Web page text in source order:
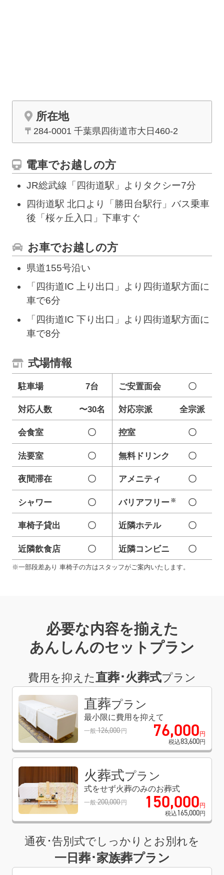
所在地
〒284-0001 千葉県四街道市大日460-2
電車でお越しの方
JR総武線「四街道駅」よりタクシー7分
四街道駅 北口より「勝田台駅行」バス乗車
後「桜ヶ丘入口」下車すぐ
お車でお越しの方
県道155号沿い
「四街道IC 上り出口」より四街道駅方面に
車で6分
「四街道IC 下り出口」より四街道駅方面に
車で8分
式場情報
駐車場 7台 ご安置面会 〇
対応人数 〜30名 対応宗派 全宗派
会食室 〇 控室 〇
法要室 〇 無料ドリンク 〇
夜間滞在 〇 アメニティ 〇
シャワー 〇 バリアフリー ※ 〇
車椅子貸出 〇 近隣ホテル 〇
近隣飲食店 〇 近隣コンビニ 〇
※一部段差あり 車椅子の方はスタッフがご案内いたします。
必要な内容を揃えた
あんしんのセットプラン
費用を抑えた 直葬･火葬式プラン
直葬プラン
最小限に費用を抑えて
一般126,000 円 76,000 円
税込83,600円
火葬式プラン
式をせず火葬のみのお葬式
一般200,000 円 150,000円
税込165,000円
通夜･告別式でしっかりとお別れを
一日葬･家族葬プラン